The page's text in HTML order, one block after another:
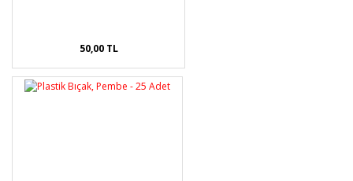
50,00 TL